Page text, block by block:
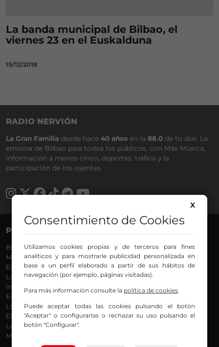
La banda municipal de Bilbao, el
viernes 23 en el Euskalduna
19/12/2018
RADIO NERVIÓN
La Gran Familia desde hace 40 años en la 88.0 de tu dial. La
emisora de Bilbao para todos los públicos, con Más Música,
información a menos cinco, deportes, tráfico y la
participación de los oyentes.
PROGRAMAS
Bilbosport
Más Música
El Madrugador
Lo Más Nuevo
Informativos
En Ruta
Locos por la Música
El Supermadrugador
La Mañana de Radio Nervión
Más Madrugada
Agurtzane
Belén Ollero
Dani
Eduardo
Eva Argote
Endika
Iker
Iñigo
X
Consentimiento de Cookies
Utilizamos cookies propias y de terceros para fines
analíticos y para mostrarle publicidad personalizada en
base a un perfil elaborado a partir de sus hábitos de
navegación (por ejemplo, páginas visitadas).
Para más información consulte la política de cookies.
Puede aceptar todas las cookies pulsando el botón
"Aceptar" o configurarlas o rechazar su uso pulsando el
botón "Configurar".